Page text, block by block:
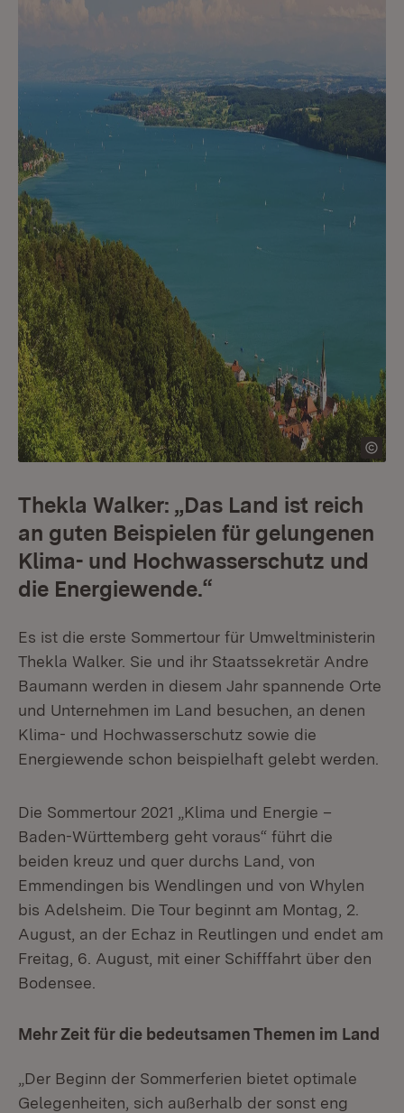
Thekla Walker: „Das Land ist reich
an guten Beispielen für gelungenen
Klima- und Hochwasserschutz und
die Energiewende.“
Es ist die erste Sommertour für Umweltministerin
Thekla Walker. Sie und ihr Staatssekretär Andre
Baumann werden in diesem Jahr spannende Orte
und Unternehmen im Land besuchen, an denen
Klima- und Hochwasserschutz sowie die
Energiewende schon beispielhaft gelebt werden.
Die Sommertour 2021 „Klima und Energie –
Baden-Württemberg geht voraus“ führt die
beiden kreuz und quer durchs Land, von
Emmendingen bis Wendlingen und von Whylen
bis Adelsheim. Die Tour beginnt am Montag, 2.
August, an der Echaz in Reutlingen und endet am
Freitag, 6. August, mit einer Schifffahrt über den
Bodensee.
Mehr Zeit für die bedeutsamen Themen im Land
„Der Beginn der Sommerferien bietet optimale
Gelegenheiten, sich außerhalb der sonst eng